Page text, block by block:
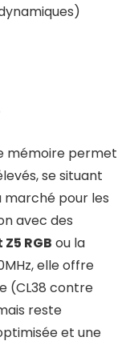
mémoire permet
se situant
marché pour les
avec des
RGB ou la
elle offre
(CL38 contre
reste
et une